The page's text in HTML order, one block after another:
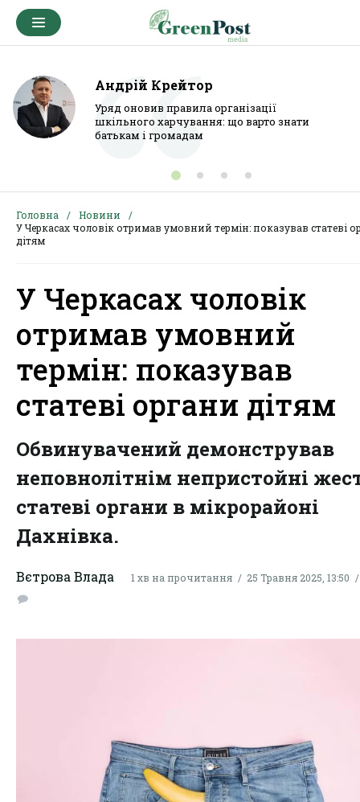
Андрій Крейтор
Уряд оновив правила організації
шкільного харчування: що варто знати
батькам і громадам
Головна
Новини
У Черкасах чоловік отримав умовний термін: показував статеві
дітям
У Черкасах чоловік
отримав умовний
термін: показував
статеві органи дітям
Обвинувачений демонстрував
неповнолітнім непристойні
статеві органи в мікрорайоні
Дахнівка.
Вєтрова Влада 1 хв на прочитання 25 Травня 2025, 13:50